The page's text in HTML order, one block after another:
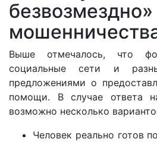
Выше отмечалось, что
социальные сети и
предложениями о
помощи. В случае ответа
возможно несколько
Человек реально готов